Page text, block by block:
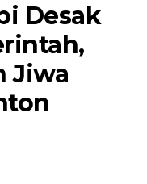
Desak
Jiwa